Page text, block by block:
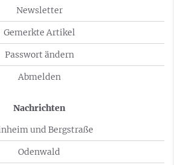
Newsletter
Gemerkte Artikel
Passwort ändern
Abmelden
Nachrichten
und Bergstraße
Odenwald